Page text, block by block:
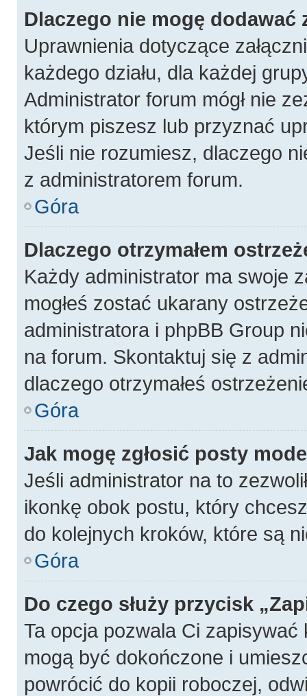
Dlaczego nie mogę dodawać
Uprawnienia dotyczące
każdego działu, dla każdej
Administrator forum mógł nie
którym piszesz lub przyznać
Jeśli nie rozumiesz, dlaczego
z administratorem forum.
Góra
Dlaczego otrzymałem
Każdy administrator ma swoje
mogłeś zostać ukarany
administratora i phpBB Group
na forum. Skontaktuj się z
dlaczego otrzymałeś
Góra
Jak mogę zgłosić posty
Jeśli administrator na to
ikonkę obok postu, który
do kolejnych kroków, które są
Góra
Do czego służy przycisk
Ta opcja pozwala Ci
mogą być dokończone i
powrócić do kopii roboczej,